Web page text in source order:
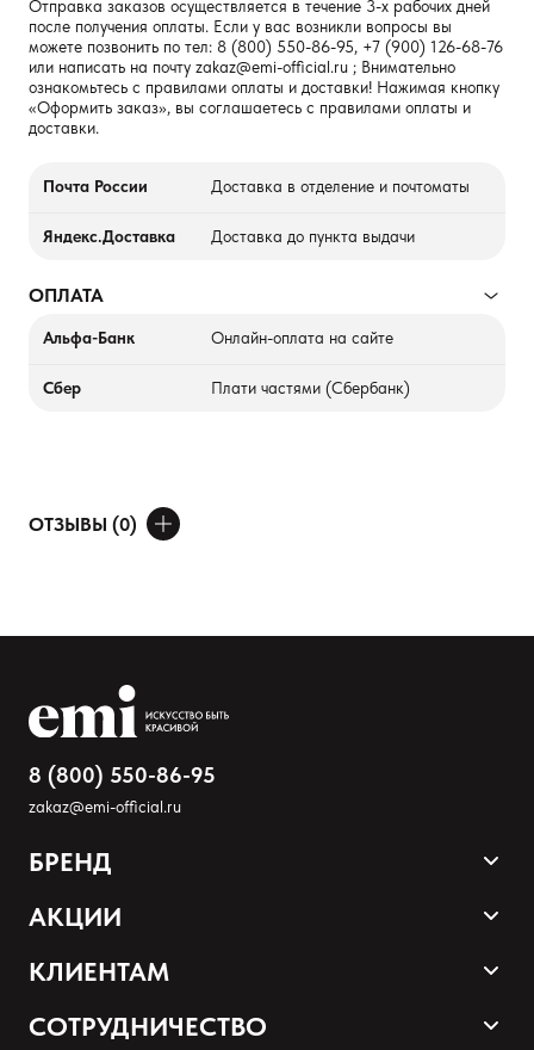
Отправка заказов осуществляется в течение 3-х рабочих дней
после получения оплаты. Если у вас возникли вопросы вы
можете позвонить по тел: 8 (800) 550-86-95, +7 (900) 126-68-76
или написать на почту zakaz@emi-official.ru ; Внимательно
ознакомьтесь с правилами оплаты и доставки! Нажимая кнопку
«Оформить заказ», вы соглашаетесь с правилами оплаты и
доставки.
Почта России Доставка в отделение и почтоматы
Яндекс.Доставка Доставка до пункта выдачи
ОПЛАТА
Альфа-Банк Онлайн-оплата на сайте
Сбер Плати частями (Сбербанк)
ОТЗЫВЫ (0)
Ваше имя
8 (800) 550-86-95
zakaz@emi-official.ru
БРЕНД
Продукция
АКЦИИ
Sale
Программа лояльности
КЛИЕНТАМ
Оплата и доставка
СОТРУДНИЧЕСТВО